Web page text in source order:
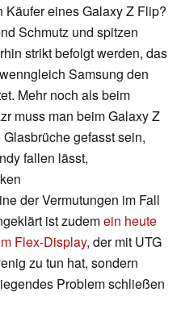
Käufer eines Galaxy Z Flip?
Schmutz und spitzen
strikt befolgt werden, das
Samsung den
Mehr noch als beim
muss man beim Galaxy Z
gefasst sein,
fallen lässt,
der Vermutungen im Fall
ist zudemein heute
Flex-Display, der mit UTG
zu tun hat, sondern
Problem schließen